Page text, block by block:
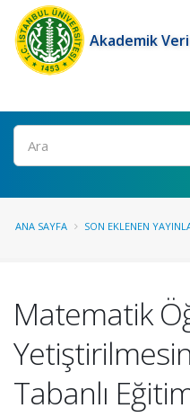
Akademik
Ara
ANA SAYFA SON EKLENEN
Matematik
Tabanlı